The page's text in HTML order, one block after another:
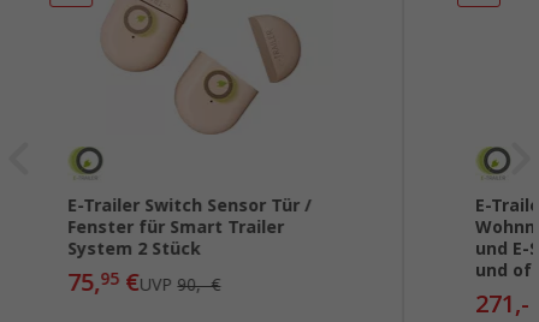
E-Trailer Switch Sensor Tür /
Fenster für Smart Trailer
System 2 Stück
75,95 €UVP90,- €
E-
und E-
und
271,-